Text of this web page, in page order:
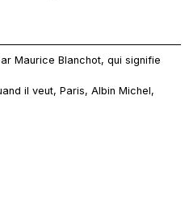
Maurice Blanchot, qui signifie
il veut, Paris, Albin Michel,